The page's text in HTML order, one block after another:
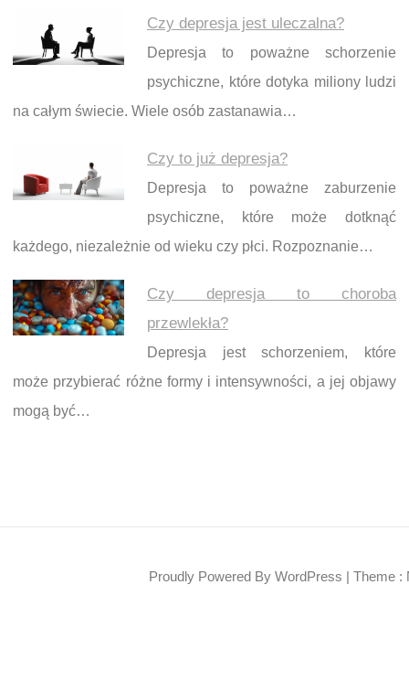
Czy depresja jest uleczalna?
Depresja to poważne schorzenie
psychiczne, które dotyka miliony ludzi
na całym świecie. Wiele osób zastanawia…
Czy to już depresja?
Depresja to poważne zaburzenie
psychiczne, które może dotknąć
każdego, niezależnie od wieku czy płci. Rozpoznanie…
Czy depresja to choroba
przewlekła?
Depresja jest schorzeniem, które
może przybierać różne formy i intensywności, a jej objawy
mogą być…
Proudly Powered By WordPress | Theme :